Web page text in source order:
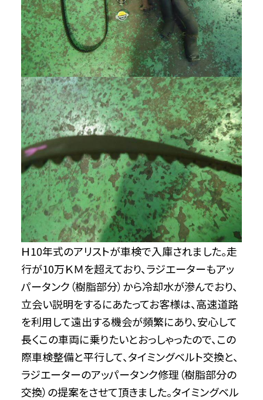
Ｈ10年式のアリストが車検で入庫されました。走
行が10万ＫＭを超えており、ラジエーターもアッ
パータンク（樹脂部分）から冷却水が滲んでおり、
立会い説明をするにあたってお客様は、高速道路
を利用して遠出する機会が頻繁にあり、安心して
長くこの車両に乗りたいとおっしゃったので、この
際車検整備と平行して、タイミングベルト交換と、
ラジエーターのアッパータンク修理（樹脂部分の
交換）の提案をさせて頂きました。タイミングベル